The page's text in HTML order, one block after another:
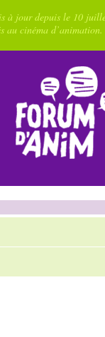
à jour depuis le 10
au cinéma d’animation.